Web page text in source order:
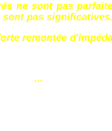
ne sont pas
pas
remontée
...